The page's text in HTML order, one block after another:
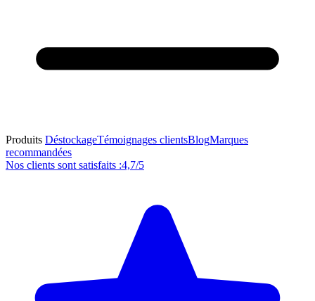
Produits DéstockageTémoignages clientsBlogMarques
recommandées
Nos clients sont satisfaits :4,7/5